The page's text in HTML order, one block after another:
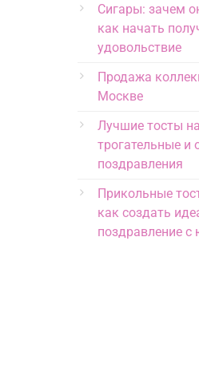
Сигары: зачем
как начать
удовольствие
Продажа
Москве
Лучшие тосты
трогательные и
поздравления
Прикольные
как создать
поздравление